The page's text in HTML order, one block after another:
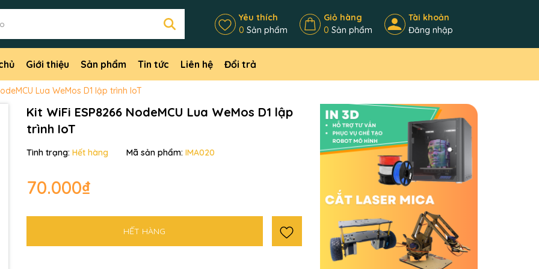
Yêu thích
0 Sản phẩm
Giỏ hàng
0 Sản phẩm
Tài khoản
Đăng nhập
Giới thiệu Sản phẩm Tin tức Liên hệ Đổi trả
Lua WeMos D1 lập trình IoT
Kit WiFi ESP8266 NodeMCU Lua WeMos D1 lập
trình IoT
Tình trạng: Hết hàng Mã sản phẩm: IMA020
70.000₫
HẾT HÀNG